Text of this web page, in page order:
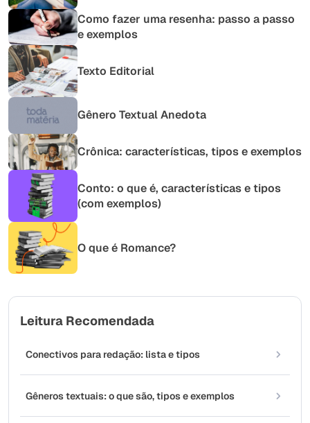
Como fazer uma resenha: passo a passo
e exemplos
Texto Editorial
Gênero Textual Anedota
Crônica: características, tipos e exemplos
Conto: o que é, características e tipos
(com exemplos)
O que é Romance?
Leitura Recomendada
Conectivos para redação: lista e tipos
Gêneros textuais: o que são, tipos e exemplos